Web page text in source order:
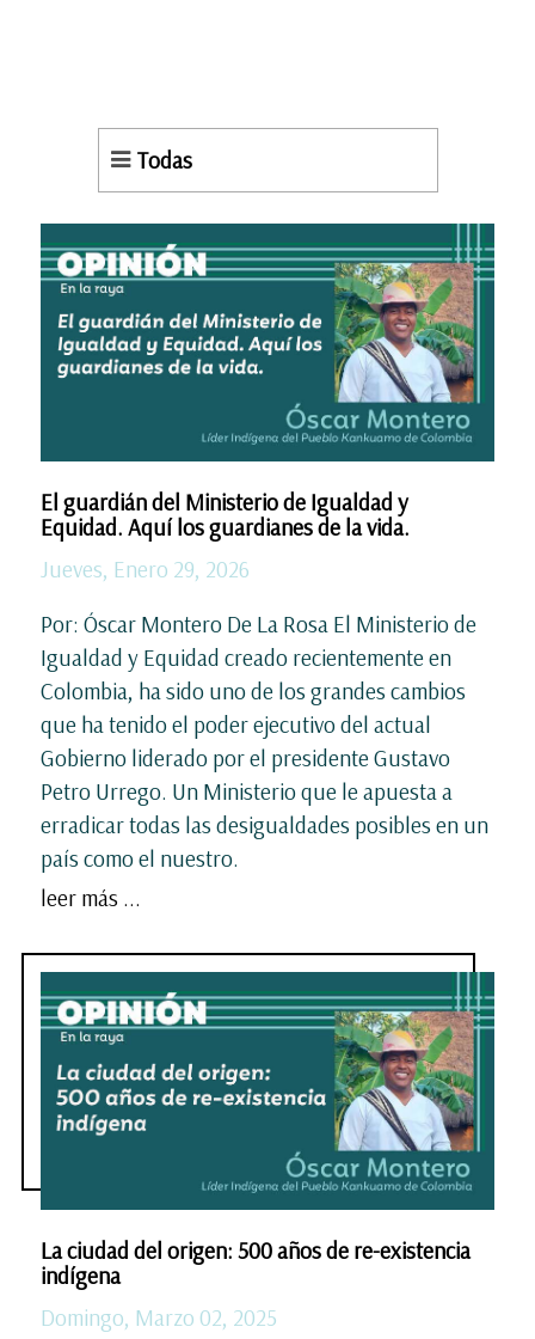
Todas
El guardián del Ministerio de Igualdad y
Equidad. Aquí los guardianes de la vida.
Jueves, Enero 29, 2026
Por: Óscar Montero De La Rosa El Ministerio de
Igualdad y Equidad creado recientemente en
Colombia, ha sido uno de los grandes cambios
que ha tenido el poder ejecutivo del actual
Gobierno liderado por el presidente Gustavo
Petro Urrego. Un Ministerio que le apuesta a
erradicar todas las desigualdades posibles en un
país como el nuestro.
leer más ...
La ciudad del origen: 500 años de re-existencia
indígena
Domingo, Marzo 02, 2025